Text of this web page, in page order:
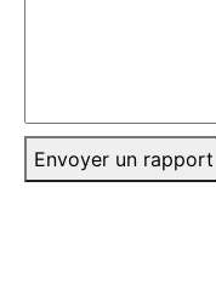
Envoyer un rapport